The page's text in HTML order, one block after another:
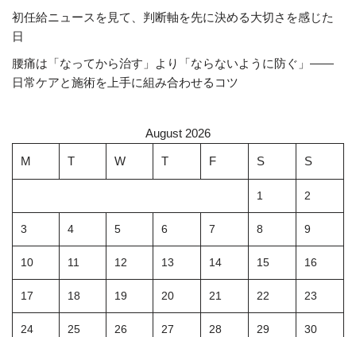
初任給ニュースを見て、判断軸を先に決める大切さを感じた
日
腰痛は「なってから治す」より「ならないように防ぐ」――
日常ケアと施術を上手に組み合わせるコツ
August 2026
M T W T F S S
1 2
3 4 5 6 7 8 9
10 11 12 13 14 15 16
17 18 19 20 21 22 23
24 25 26 27 28 29 30